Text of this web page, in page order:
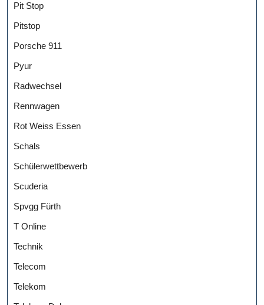
Pit Stop
Pitstop
Porsche 911
Pyur
Radwechsel
Rennwagen
Rot Weiss Essen
Schals
Schülerwettbewerb
Scuderia
Spvgg Fürth
T Online
Technik
Telecom
Telekom